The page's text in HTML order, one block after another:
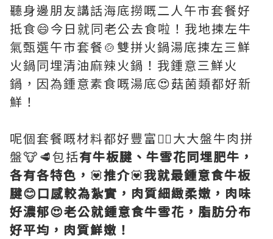
聽身邊朋友講話海底撈嘅二人午市套餐好
抵食😄今日就同老公去食啦！我地揀左牛
氣甄選午市套餐🍲雙拼火鍋湯底揀左三鮮
火鍋同埋清油麻辣火鍋！我鍾意三鮮火
鍋，因為鍾意素食嘅湯底😍菇菌類都好新
鮮！
呢個套餐嘅材料都好豐富👍🏻大大盤牛肉拼
盤🐮🥩包括有牛板腱、牛雪花同埋肥牛，
各有各特色， 💟推介💟我就最鍾意食牛板
腱😊口感較為紮實，肉質細緻柔嫩，肉味
好濃郁😍老公就鍾意食牛雪花，脂肪分布
好平均，肉質鮮嫩！